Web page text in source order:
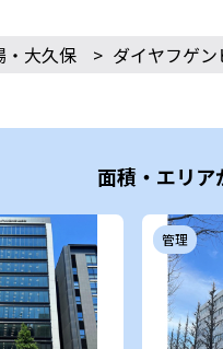
・大久保 > ダイヤフゲン
面積・エリア
管理